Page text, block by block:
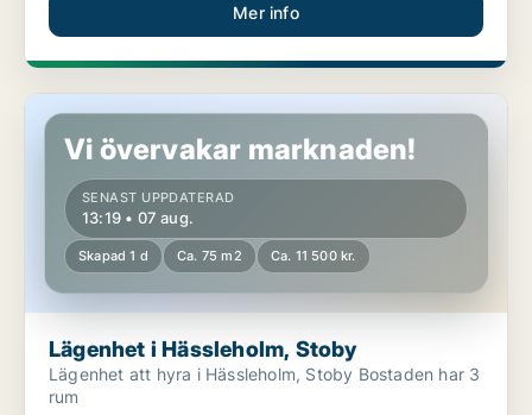
Mer info
Lägenhet i Hässleholm, Stoby
Vi övervakar marknaden!
SENAST UPPDATERAD
13:19 • 07 aug.
Skapad 1 d Ca. 75 m2 Ca. 11 500 kr.
Lägenhet i Hässleholm, Stoby
Lägenhet att hyra i Hässleholm, Stoby Bostaden har 3
rum